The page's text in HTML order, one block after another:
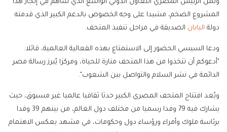
وثمّن الرئيس المصري التعاون الدولي الواسع الذي ساهم في إنجاز هذا
المشروع الضخم، مشيدا على وجه الخصوص بالدعم الكبير الذي قدمته
دولة اليابان الصديقة في مراحل تنفيذ المتحف.
ودعا السيسي الحضور إلى الاستمتاع بهذه الفعالية العالمية، قائلا:
"أدعوكم أن تتخذوا من هذا المتحف منارة للحياة، ومركزا يُبرز رسالة مصر
الدائمة في نشر السلام والتواصل بين الشعوب".
ويُعد افتتاح المتحف المصري الكبير حدثا ثقافيا عالميا غير مسبوق، حيث
يشارك فيه 79 وفدا رسميا من مختلف دول العالم، من بينهم 39 وفدا
برئاسة ملوك وأمراء ورؤساء دول وحكومات، في مشهد يعكس الاهتمام